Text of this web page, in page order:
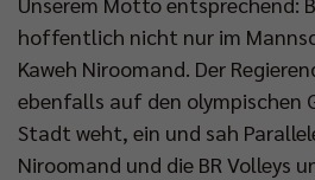
hoffentlich nicht nur im
Kaweh Niroomand. Der
ebenfalls auf den olympischen
Stadt weht, ein und sah
Niroomand und die BR Volleys